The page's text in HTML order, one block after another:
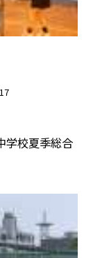
学校夏季総合